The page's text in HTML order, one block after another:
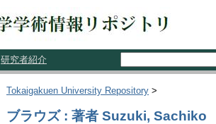
研究者紹介
Tokaigakuen University Repository >
ブラウズ : 著者 Suzuki, Sachiko